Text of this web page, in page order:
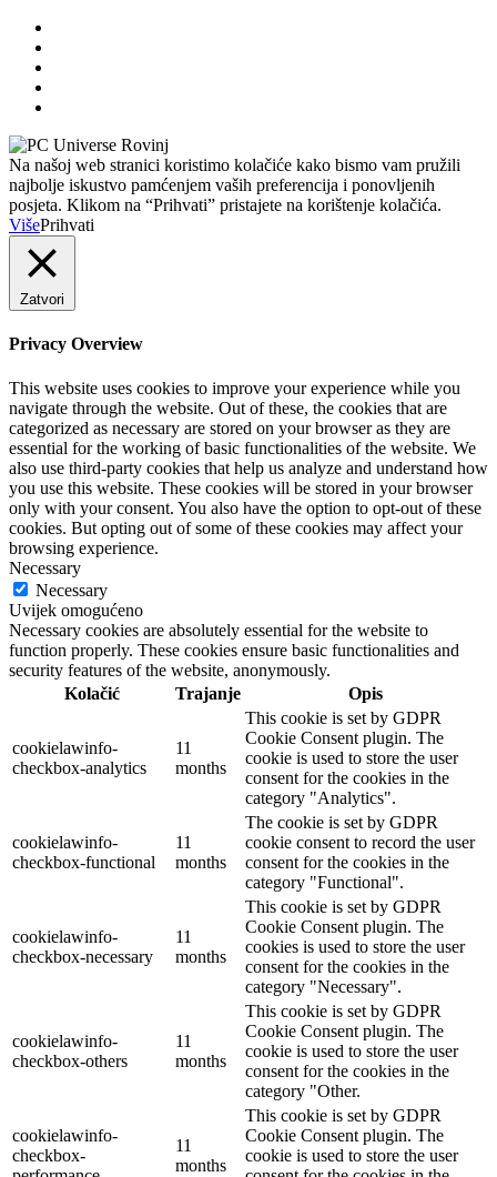
Na našoj web stranici koristimo kolačiće kako bismo vam pružili
najbolje iskustvo pamćenjem vaših preferencija i ponovljenih
posjeta. Klikom na “Prihvati” pristajete na korištenje kolačića.
VišePrihvati
Zatvori
Privacy Overview
This website uses cookies to improve your experience while you
navigate through the website. Out of these, the cookies that are
categorized as necessary are stored on your browser as they are
essential for the working of basic functionalities of the website. We
also use third-party cookies that help us analyze and understand how
you use this website. These cookies will be stored in your browser
only with your consent. You also have the option to opt-out of these
cookies. But opting out of some of these cookies may affect your
browsing experience.
Necessary
Necessary
Uvijek omogućeno
Necessary cookies are absolutely essential for the website to
function properly. These cookies ensure basic functionalities and
security features of the website, anonymously.
Kolačić
Trajanje Opis
cookielawinfo-
checkbox-analytics
11
months
This cookie is set by GDPR
Cookie Consent plugin. The
cookie is used to store the user
consent for the cookies in the
category "Analytics".
cookielawinfo-
checkbox-functional
11
months
The cookie is set by GDPR
cookie consent to record the user
consent for the cookies in the
category "Functional".
cookielawinfo-
checkbox-necessary
11
months
This cookie is set by GDPR
Cookie Consent plugin. The
cookies is used to store the user
consent for the cookies in the
category "Necessary".
cookielawinfo-
checkbox-others
11
months
This cookie is set by GDPR
Cookie Consent plugin. The
cookie is used to store the user
consent for the cookies in the
category "Other.
cookielawinfo-
checkbox-
11
months
This cookie is set by GDPR
Cookie Consent plugin. The
cookie is used to store the user